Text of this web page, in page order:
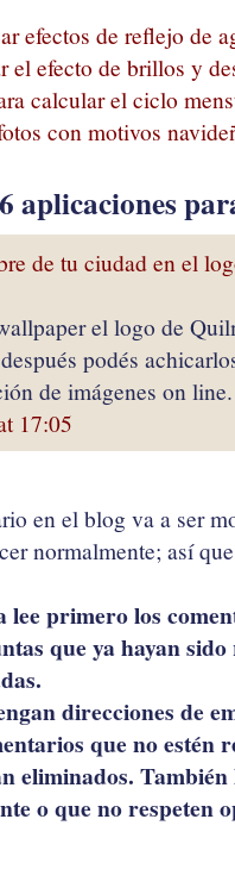
efectos de reflejo de
el efecto de brillos y
calcular el ciclo
con motivos
aplicaciones
de tu ciudad en el
el logo de
podés
de imágenes on
17:05
en el blog va a ser
normalmente; así
lee primero los
que ya hayan
direcciones de
que no estén
eliminados.
o que no respeten